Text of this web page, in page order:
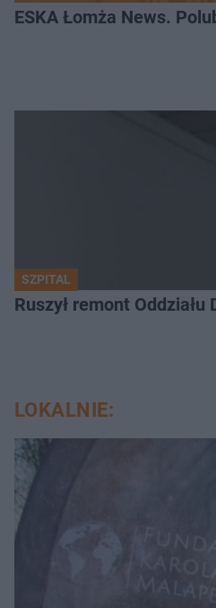
ESKA Łomża News.
SZPITAL
Ruszył remont
LOKALNIE: